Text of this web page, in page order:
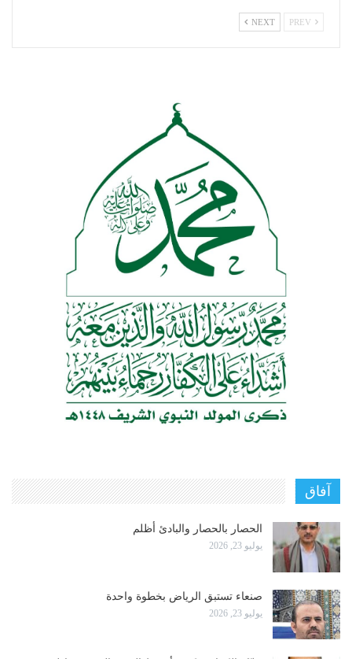
NEXT
آفاق
الحصار بالحصار والبادئ أظلم
يوليو 23, 2026
صنعاء تستبق الرياض بخطوة واحدة
يوليو 23, 2026